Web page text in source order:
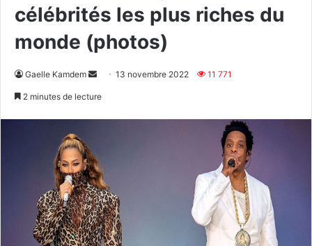
célébrités les plus riches du
monde (photos)
Gaelle Kamdem
Envoyer13 novembre 2022 11 771
2 minutes de lecture